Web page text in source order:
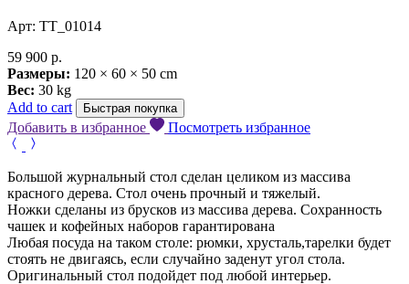
Арт: TT_01014
59 900 р.
Размеры: 120 × 60 × 50 cm
Вес: 30 kg
Add to cart
Быстрая покупка
Добавить в избранное Посмотреть избранное
Большой журнальный стол сделан целиком из массива
красного дерева. Стол очень прочный и тяжелый.
Ножки сделаны из брусков из массива дерева. Сохранность
чашек и кофейных наборов гарантирована
Любая посуда на таком столе: рюмки, хрусталь,тарелки будет
стоять не двигаясь, если случайно заденут угол стола.
Оригинальный стол подойдет под любой интерьер.